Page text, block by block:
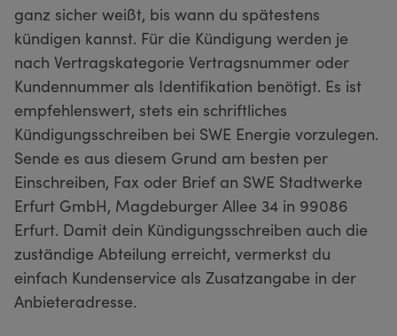
ganz sicher weißt, bis wann du spätestens
kündigen kannst. Für die Kündigung werden je
nach Vertragskategorie Vertragsnummer oder
Kundennummer als Identifikation benötigt. Es ist
empfehlenswert, stets ein schriftliches
Kündigungsschreiben bei SWE Energie vorzulegen.
Sende es aus diesem Grund am besten per
Einschreiben, Fax oder Brief an SWE Stadtwerke
Erfurt GmbH, Magdeburger Allee 34 in 99086
Erfurt. Damit dein Kündigungsschreiben auch die
zuständige Abteilung erreicht, vermerkst du
einfach Kundenservice als Zusatzangabe in der
Anbieteradresse.